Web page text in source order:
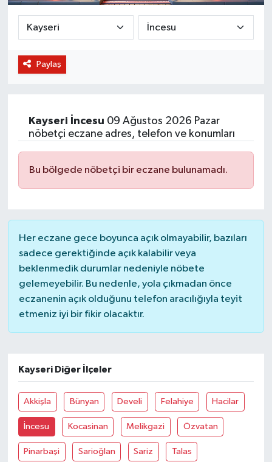
Paylaş
Kayseri İncesu 09 Ağustos 2026 Pazar
nöbetçi eczane adres, telefon ve konumları
Bu bölgede nöbetçi bir eczane bulunamadı.
Her eczane gece boyunca açık olmayabilir, bazıları
sadece gerektiğinde açık kalabilir veya
beklenmedik durumlar nedeniyle nöbete
gelemeyebilir. Bu nedenle, yola çıkmadan önce
eczanenin açık olduğunu telefon aracılığıyla teyit
etmeniz iyi bir fikir olacaktır.
Kayseri Diğer İlçeler
Akkişla Bünyan Develi Felahiye Hacilar
İncesu Kocasinan Melikgazi Özvatan
Pinarbaşi Sarioğlan Sariz Talas
BİLİM VE TEKNOLOJİ